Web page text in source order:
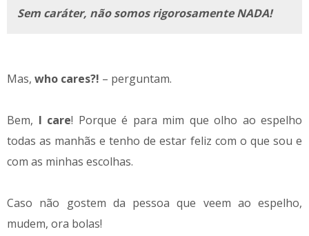
Sem caráter, não somos rigorosamente NADA!
Mas, who cares?! – perguntam.
Bem, I care! Porque é para mim que olho ao espelho
todas as manhãs e tenho de estar feliz com o que sou e
com as minhas escolhas.
Caso não gostem da pessoa que veem ao espelho,
mudem, ora bolas!